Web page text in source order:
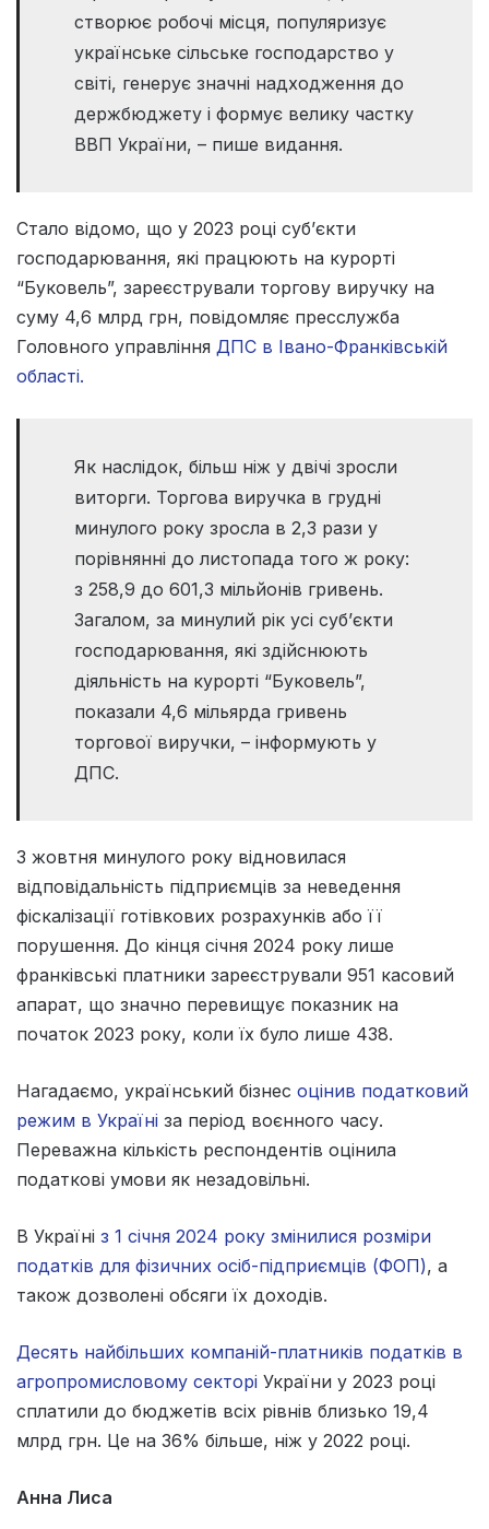
створює робочі місця, популяризує
українське сільське господарство у
світі, генерує значні надходження до
держбюджету і формує велику частку
ВВП України, – пише видання.
Стало відомо, що у 2023 році суб’єкти
господарювання, які працюють на курорті
“Буковель”, зареєстрували торгову виручку на
суму 4,6 млрд грн, повідомляє пресслужба
Головного управління ДПС в Івано-Франківській
області.
Як наслідок, більш ніж у двічі зросли
виторги. Торгова виручка в грудні
минулого року зросла в 2,3 рази у
порівнянні до листопада того ж року:
з 258,9 до 601,3 мільйонів гривень.
Загалом, за минулий рік усі суб’єкти
господарювання, які здійснюють
діяльність на курорті “Буковель”,
показали 4,6 мільярда гривень
торгової виручки, – інформують у
ДПС.
З жовтня минулого року відновилася
відповідальність підприємців за неведення
фіскалізації готівкових розрахунків або її
порушення. До кінця січня 2024 року лише
франківські платники зареєстрували 951 касовий
апарат, що значно перевищує показник на
початок 2023 року, коли їх було лише 438.
Нагадаємо, український бізнес оцінив податковий
режим в Україні за період воєнного часу.
Переважна кількість респондентів оцінила
податкові умови як незадовільні.
В Україні з 1 січня 2024 року змінилися розміри
податків для фізичних осіб-підприємців (ФОП), а
також дозволені обсяги їх доходів.
Десять найбільших компаній-платників податків в
агропромисловому секторі України у 2023 році
сплатили до бюджетів всіх рівнів близько 19,4
млрд грн. Це на 36% більше, ніж у 2022 році.
Анна Лиса